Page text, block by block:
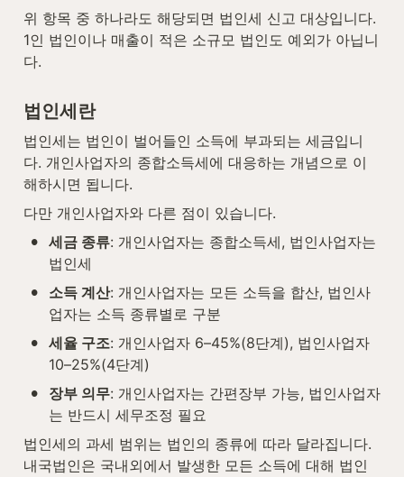
위 항목 중 하나라도 해당되면 법인세 신고 대상입니다.
1인 법인이나 매출이 적은 소규모 법인도 예외가 아닙니
다.
법인세란
법인세는 법인이 벌어들인 소득에 부과되는 세금입니
다. 개인사업자의 종합소득세에 대응하는 개념으로 이
해하시면 됩니다.
다만 개인사업자와 다른 점이 있습니다.
• 세금 종류: 개인사업자는 종합소득세, 법인사업자는
법인세
• 소득 계산: 개인사업자는 모든 소득을 합산, 법인사
업자는 소득 종류별로 구분
• 세율 구조: 개인사업자 6–45%(8단계), 법인사업자
10–25%(4단계)
• 장부 의무: 개인사업자는 간편장부 가능, 법인사업자
는 반드시 세무조정 필요
법인세의 과세 범위는 법인의 종류에 따라 달라집니다.
내국법인은 국내외에서 발생한 모든 소득에 대해 법인